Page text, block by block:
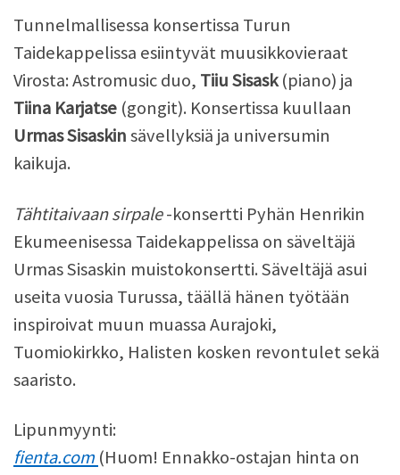
Tunnelmallisessa konsertissa Turun
Taidekappelissa esiintyvät muusikkovieraat
Virosta: Astromusic duo, Tiiu Sisask(piano) ja
Tiina Karjatse (gongit). Konsertissa kuullaan
Urmas Sisaskinsävellyksiä ja universumin
kaikuja.
Tähtitaivaan sirpale-konsertti Pyhän Henrikin
Ekumeenisessa Taidekappelissa on säveltäjä
Urmas Sisaskin muistokonsertti. Säveltäjä asui
useita vuosia Turussa, täällä hänen työtään
inspiroivat muun muassa Aurajoki,
Tuomiokirkko, Halisten kosken revontulet sekä
saaristo.
Lipunmyynti:
fienta.com (Huom! Ennakko-ostajan hinta on